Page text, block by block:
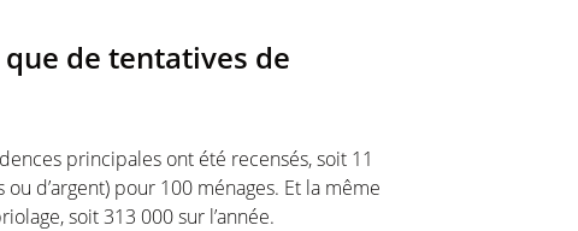
de tentatives de
principales ont été recensés, soit 11
d’argent) pour 100 ménages. Et la même
soit 313 000 sur l’année.